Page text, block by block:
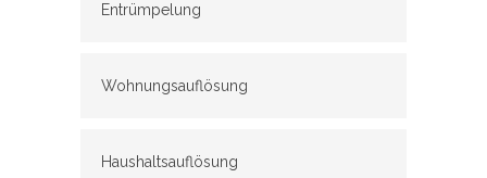
Entrümpelung
Wohnungsauflösung
Haushaltsauflösung